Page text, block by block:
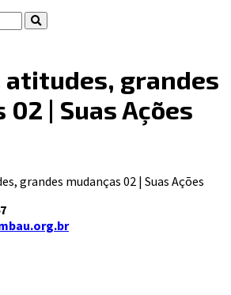
atitudes, grandes
02 | Suas Ações
grandes mudanças 02 | Suas Ações